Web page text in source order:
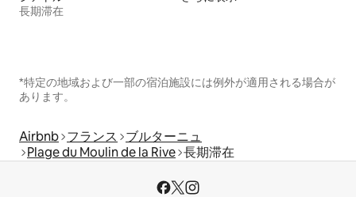
長期滞在
*特定の地域および一部の宿泊施設には例外が適用される場合が
あります。
Airbnb フランス
ブルターニュ
Plage du Moulin de la Rive 長期滞在